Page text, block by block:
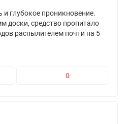
глубокое проникновение.
доски, средство пропитало
распылителем почти на 5
0